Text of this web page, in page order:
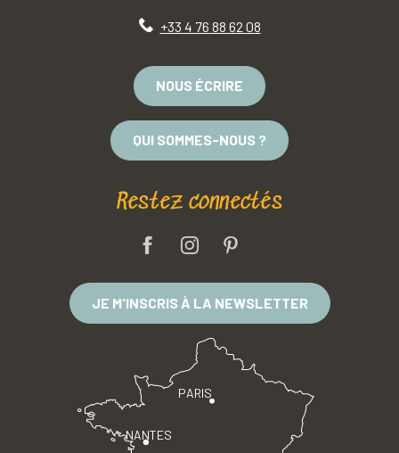
+33 4 76 88 62 08
NOUS ÉCRIRE
QUI SOMMES-NOUS ?
Restez connectés
JE M'INSCRIS À LA NEWSLETTER
PARIS
NANTES